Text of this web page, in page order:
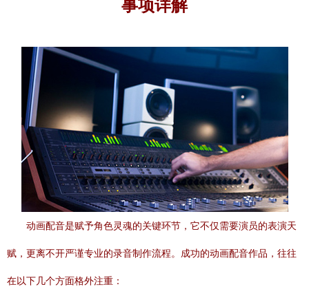
事项详解
动画配音是赋予角色灵魂的关键环节，它不仅需要演员的表演天
赋，更离不开严谨专业的录音制作流程。成功的动画配音作品，往往
在以下几个方面格外注重：